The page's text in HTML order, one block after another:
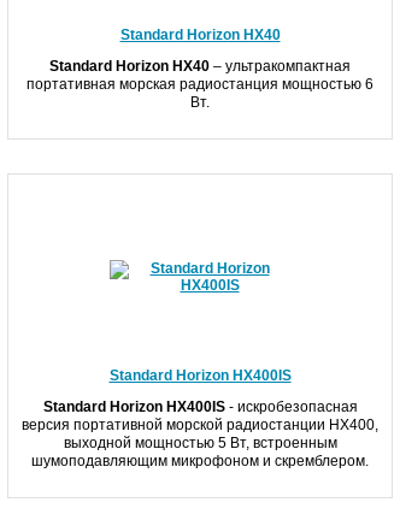
Standard Horizon HX40
Standard Horizon HX40 – ультракомпактная
портативная морская радиостанция мощностью 6
Вт.
Standard Horizon HX400IS
Standard Horizon HX400IS- искробезопасная
версия портативной морской радиостанции HX400,
выходной мощностью 5 Вт, встроенным
шумоподавляющим микрофоном и скремблером.